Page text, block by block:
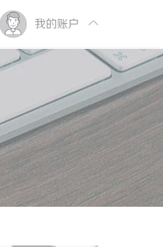
我的账户